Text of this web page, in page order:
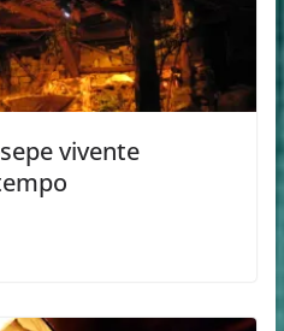
vivente